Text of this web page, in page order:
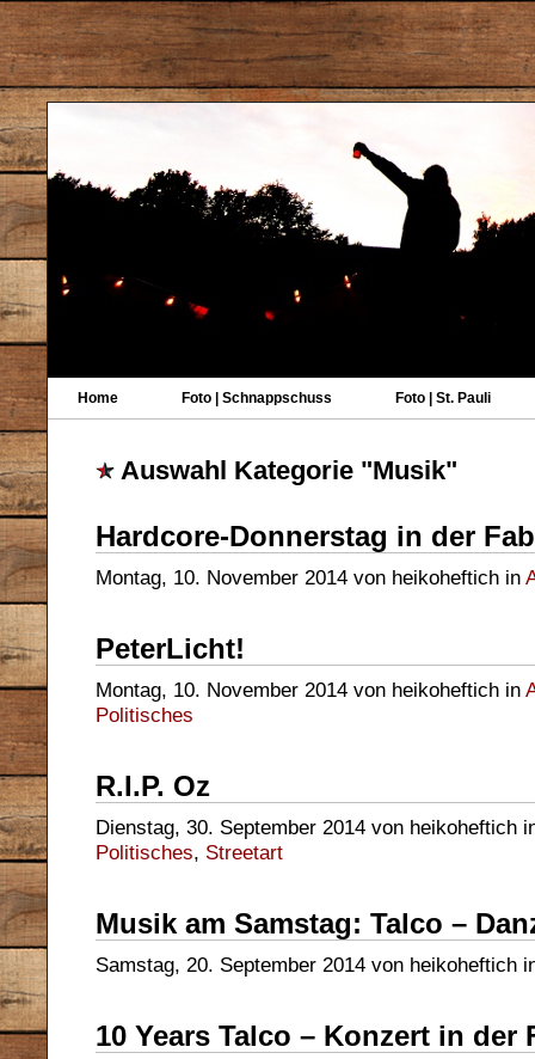
Home Foto | Schnappschuss Foto | St. Pauli
Auswahl Kategorie "Musik"
Hardcore-Donnerstag in der
Montag, 10. November 2014 von heikoheftich in
PeterLicht!
Montag, 10. November 2014 von heikoheftich in
Politisches
R.I.P. Oz
Dienstag, 30. September 2014 von heikoheftich
Politisches, Streetart
Musik am Samstag: Talco –
Samstag, 20. September 2014 von heikoheftich
10 Years Talco – Konzert in der